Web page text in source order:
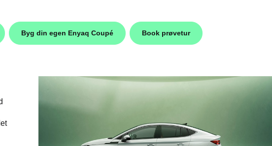
Byg din egen Enyaq Coupé Book prøvetur